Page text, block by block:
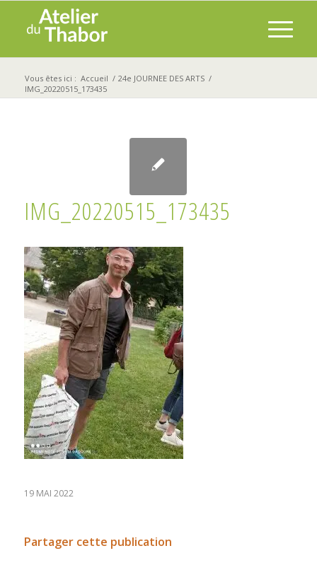
Vous êtes ici : Accueil / 24e JOURNEE DES ARTS /
IMG_20220515_173435
IMG_20220515_173435
19 MAI 2022
Partager cette publication